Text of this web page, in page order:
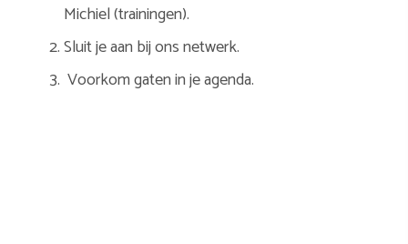
Michiel (trainingen).
Sluit je aan bij ons netwerk.
Voorkom gaten in je agenda.